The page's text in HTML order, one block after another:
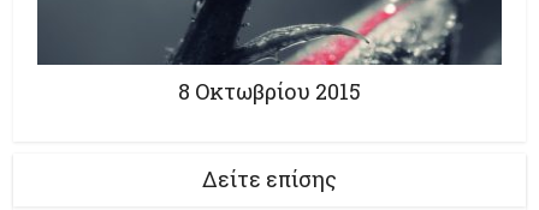
8 Οκτωβρίου 2015
Δείτε επίσης